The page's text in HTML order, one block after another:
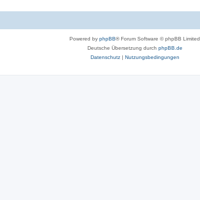
Powered by phpBB® Forum Software © phpBB Limited
Deutsche Übersetzung durch phpBB.de
Datenschutz| Nutzungsbedingungen